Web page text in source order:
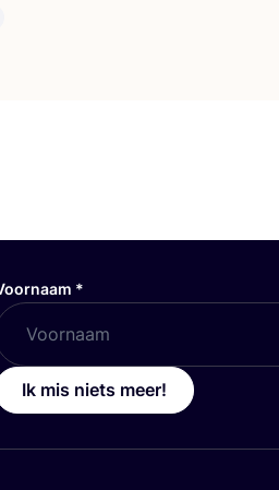
*
Ik mis niets meer!